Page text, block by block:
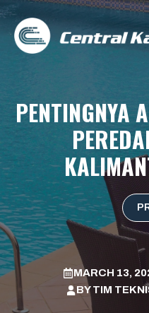
Skip
content
PENTINGNYA
MARCH 13,
BYTIM